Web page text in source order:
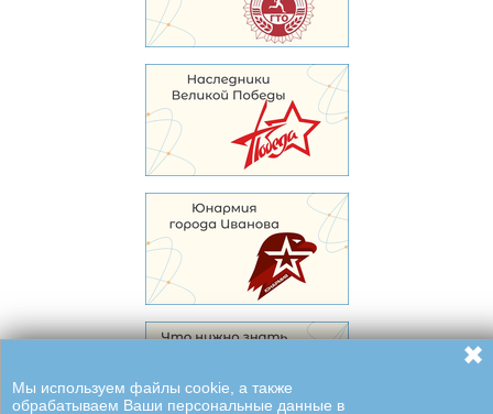
Мы используем файлы cookie, а также
обрабатываем Ваши персональные данные в
✖